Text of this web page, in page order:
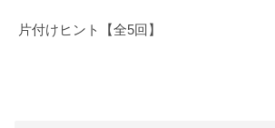
片付けヒント【全5回】